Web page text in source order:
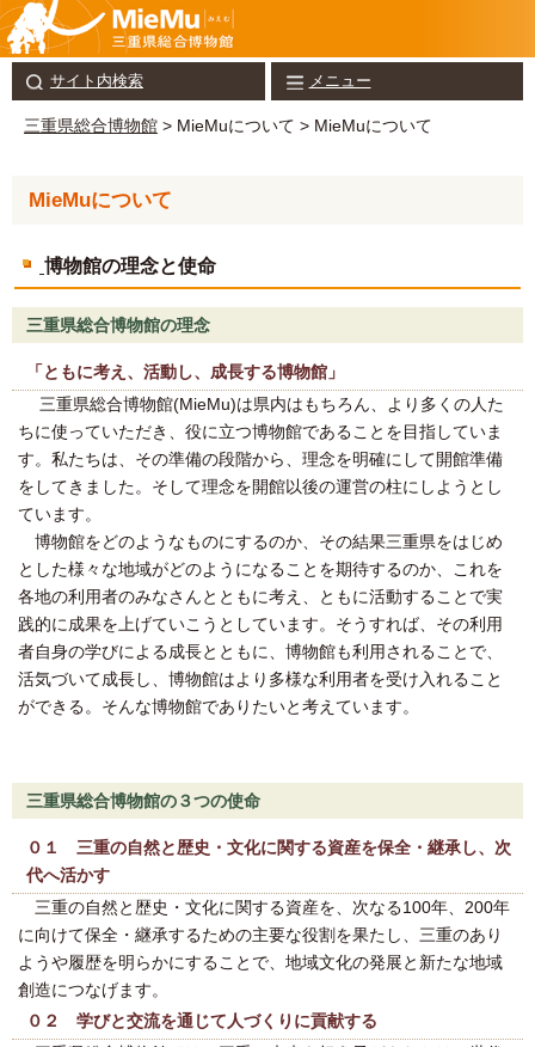
サイト内検索 メニュー
三重県総合博物館 > MieMuについて > MieMuについて
MieMuについて
博物館の理念と使命
三重県総合博物館の理念
「ともに考え、活動し、成長する博物館」
三重県総合博物館(MieMu)は県内はもちろん、より多くの人た
ちに使っていただき、役に立つ博物館であることを目指していま
す。私たちは、その準備の段階から、理念を明確にして開館準備
をしてきました。そして理念を開館以後の運営の柱にしようとし
ています。
博物館をどのようなものにするのか、その結果三重県をはじめ
とした様々な地域がどのようになることを期待するのか、これを
各地の利用者のみなさんとともに考え、ともに活動することで実
践的に成果を上げていこうとしています。そうすれば、その利用
者自身の学びによる成長とともに、博物館も利用されることで、
活気づいて成長し、博物館はより多様な利用者を受け入れること
ができる。そんな博物館でありたいと考えています。
三重県総合博物館の３つの使命
０１ 三重の自然と歴史・文化に関する資産を保全・継承し、次
代へ活かす
三重の自然と歴史・文化に関する資産を、次なる100年、200年
に向けて保全・継承するための主要な役割を果たし、三重のあり
ようや履歴を明らかにすることで、地域文化の発展と新たな地域
創造につなげます。
０２ 学びと交流を通じて人づくりに貢献する